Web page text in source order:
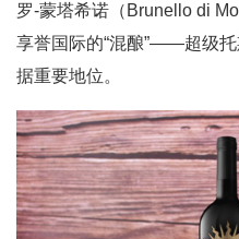
罗-蒙塔希诺（Brunello di
享誉国际的“混酿”——超级
据重要地位。